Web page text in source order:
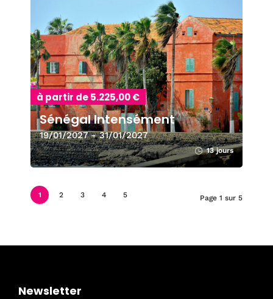
à partir de 5.225,00 €
Sénégal Intensément
19/01/2027 - 31/01/2027
13 jours
1 2 3 4 5 Page 1 sur 5
Newsletter